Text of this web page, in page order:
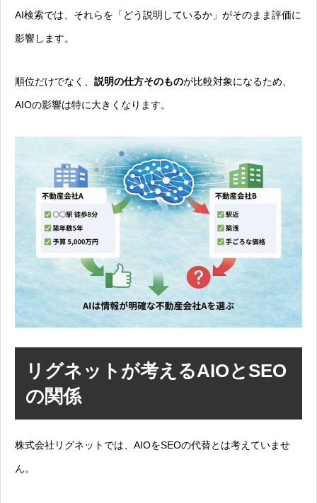
AI検索では、それらを「どう説明しているか」がそのまま評価に
影響します。
順位だけでなく、 説明の仕方そのものが比較対象になるため、
AIOの影響は特に大きくなります。
リグネットが考えるAIOとSEO
の関係
株式会社リグネットでは、AIOをSEOの代替とは考えていませ
ん。